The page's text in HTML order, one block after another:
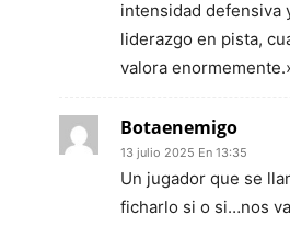
intensidad defensiva
liderazgo en pista,
valora
Botaenemigo
13 julio 2025 En 13:35
Un jugador que se
ficharlo si o si…nos